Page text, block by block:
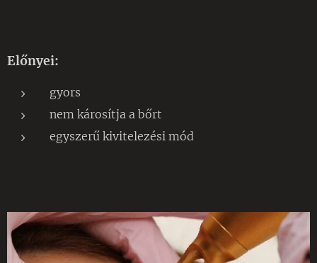
Előnyei:
gyors
nem károsítja a bőrt
egyszerű kivitelezési mód